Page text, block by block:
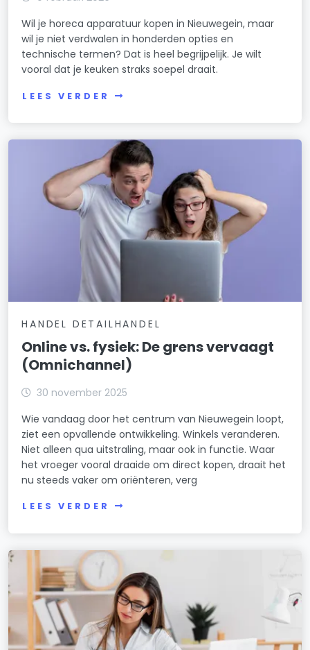
Wil je horeca apparatuur kopen in Nieuwegein, maar
wil je niet verdwalen in honderden opties en
technische termen? Dat is heel begrijpelijk. Je wilt
vooral dat je keuken straks soepel draait.
LEES VERDER
HANDEL DETAILHANDEL
Online vs. fysiek: De grens vervaagt
(Omnichannel)
30 november 2025
Wie vandaag door het centrum van Nieuwegein loopt,
ziet een opvallende ontwikkeling. Winkels veranderen.
Niet alleen qua uitstraling, maar ook in functie. Waar
het vroeger vooral draaide om direct kopen, draait het
nu steeds vaker om oriënteren, verg
LEES VERDER